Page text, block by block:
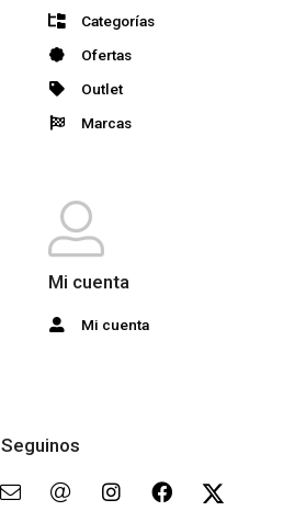
Categorías
Ofertas
Outlet
Marcas
Mi cuenta
Mi cuenta
Seguinos